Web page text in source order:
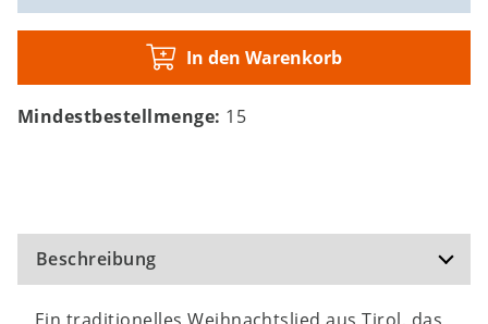
In den Warenkorb
Mindestbestellmenge: 15
Beschreibung